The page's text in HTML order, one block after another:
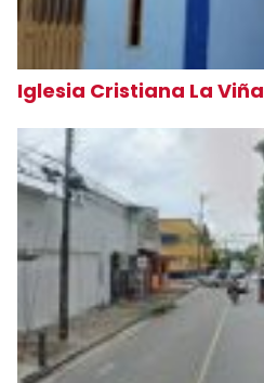
Iglesia Cristiana La Viña